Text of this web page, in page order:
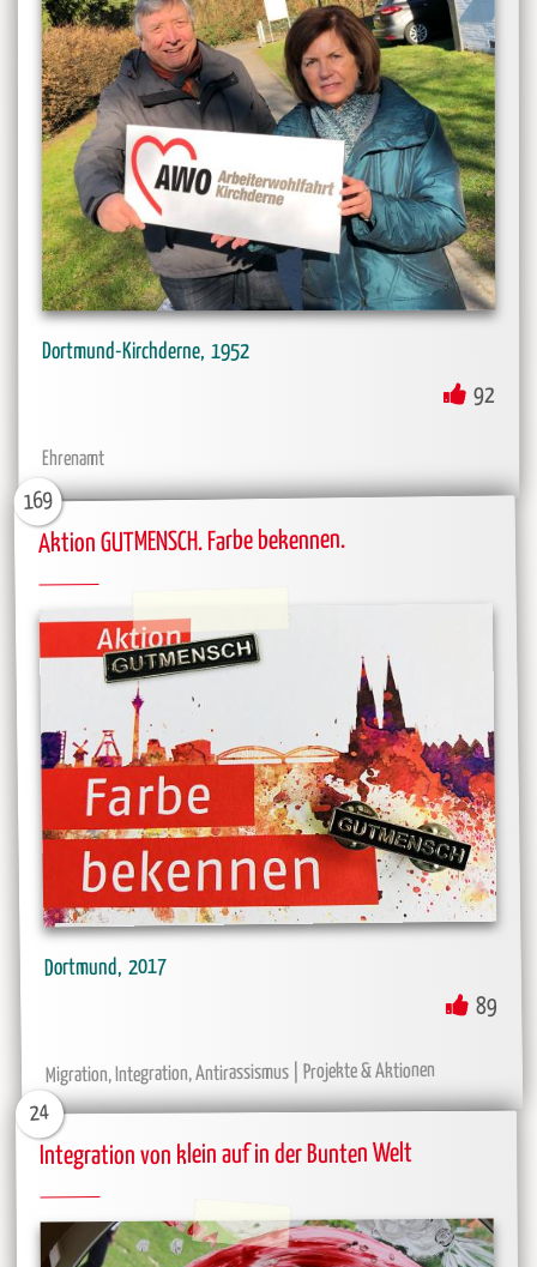
Dortmund-Kirchderne 1952
92
Ehrenamt
Aktion GUTMENSCH. Farbe bekennen.
169
Dortmund 2017
89
Migration, Integration, Antirassismus Projekte & Aktionen
Integration von klein auf in der Bunten Welt
24